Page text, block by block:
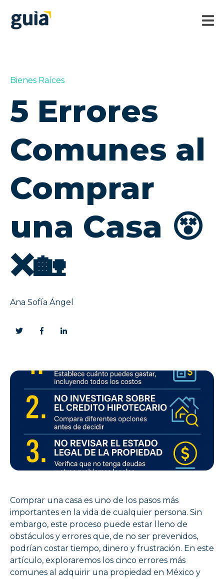
Bienes Raíces
5 Errores
Comunes al
Comprar
una Casa 😵
❌🏡
Ana Sofía Ángel
Comprar una casa es uno de los pasos más
importantes en la vida de cualquier persona. Sin
embargo, este proceso puede estar lleno de
obstáculos y errores que, de no ser prevenidos,
podrían costar tiempo, dinero y frustración. En este
artículo, exploraremos los cinco errores más
comunes al adquirir una propiedad en México y